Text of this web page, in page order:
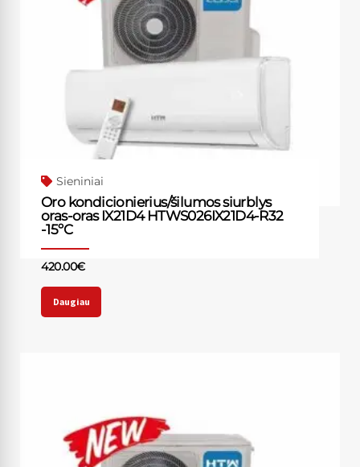
Sieniniai
Oro kondicionierius/šilumos siurblys
oras-oras IX21D4 HTWS026IX21D4-R32
-15ºC
420.00€
Daugiau